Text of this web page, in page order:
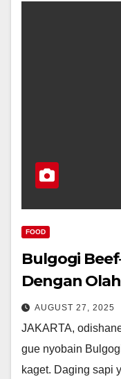
FOOD
Bulgogi
Dengan
AUGUST 27, 2025
JAKARTA,
gue nyobain
kaget. Daging sapi